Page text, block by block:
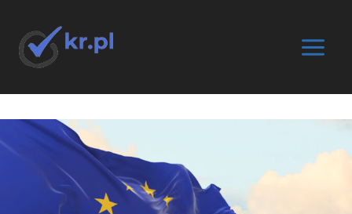
treści